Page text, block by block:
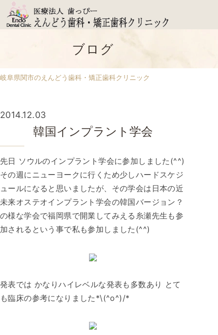
ブログ
岐阜県関市のえんどう歯科・矯正歯科クリニック
韓国インプラント学会
2014.12.03
先日 ソウルのインプラント学会に参加しました(^^)
その週にニューヨークに行くため少しハードスケジ
ュールになると思いましたが、その学会は日本の近
未来オステオインプラント学会の韓国バージョン？
の様な学会で福岡県で開業してみえる糸瀬先生も参
加されるという事で私も参加しました(^^)
発表では かなりハイレベルな発表も多数あり とて
も臨床の参考になりました*\(^o^)/*